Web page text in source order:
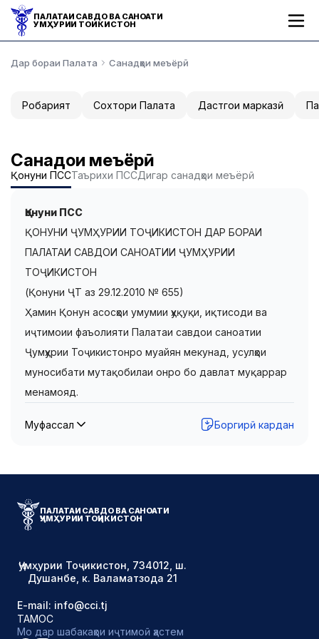
ПАЛАТАИ САВДО ВА САНОАТИ
ҶУМҲУРИИ ТОҶИКИСТОН
Дар бораи Палата Санадҳои меъёрӣ
Роҳбарият Сохтори Палата Дастгоҳи марказӣ
Санадҳои меъёрӣ
Қонуни ПССТаърихи ПССДигар санадҳои меъёрӣ
Қонуни ПСС
ҚОНУНИ ҶУМҲУРИИ ТОҶИКИСТОН ДАР БОРАИ
ПАЛАТАИ САВДОИ САНОАТИИ ҶУМҲУРИИ
ТОҶИКИСТОН
(Қонуни ҶТ аз 29.12.2010 № 655)
Ҳамин Қонун асосҳои умумии ҳуқуқи, иқтисоди ва
иҷтимоии фаъолияти Палатаи савдои саноатии
Ҷумҳурии Тоҷикистонро муайян мекунад, усулҳои
муносибати мутақобилаи онро бо давлат муқаррар
менамояд.
Муфассал Боргирӣ кардан
ПАЛАТАИ САВДО ВА САНОАТИ
ҶУМҲУРИИ ТОҶИКИСТОН
Ҷумҳурии Тоҷикистон, 734012, ш.
Душанбе, к. Валаматзода 21
E-mail: info@cci.tj
ТАМОС
Мо дар шабакаҳои иҷтимоӣ ҳастем